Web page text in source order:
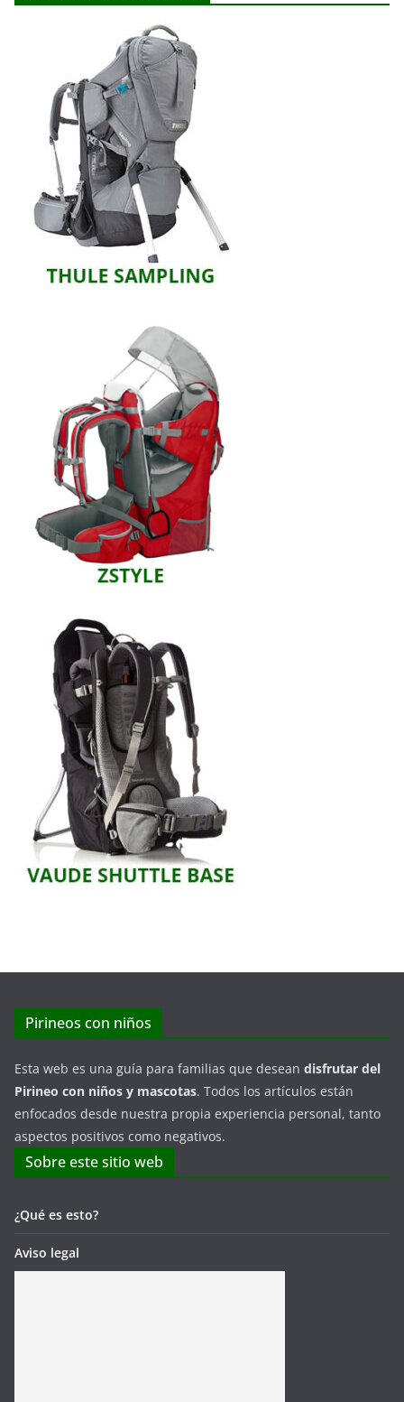
Pirineos con niños
Esta web es una guía para familias que desean disfrutar del
Pirineo con niños y mascotas. Todos los artículos están
enfocados desde nuestra propia experiencia personal, tanto
aspectos positivos como negativos.
Sobre este sitio web
¿Qué es esto?
Aviso legal